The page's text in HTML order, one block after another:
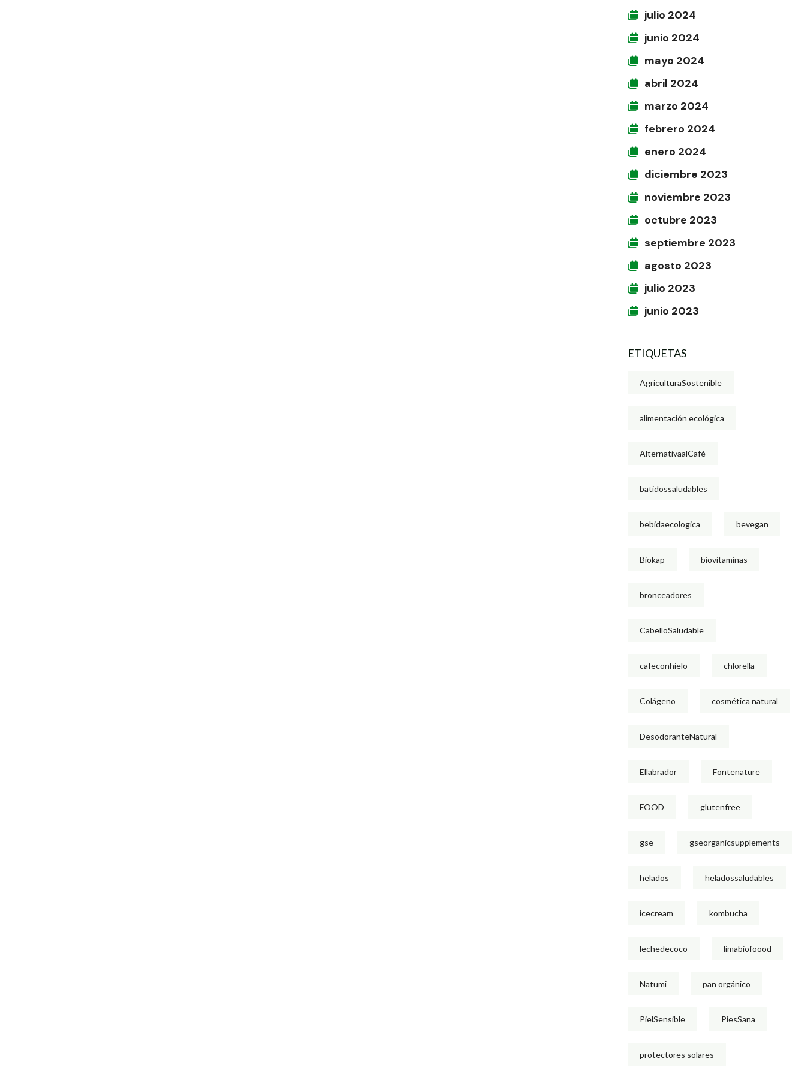
julio 2024
junio 2024
mayo 2024
abril 2024
marzo 2024
febrero 2024
enero 2024
diciembre 2023
noviembre 2023
octubre 2023
septiembre 2023
agosto 2023
julio 2023
junio 2023
ETIQUETAS
AgriculturaSostenible
alimentación ecológica
AlternativaalCafé
batidossaludables
bebidaecologica bevegan
Biokap biovitaminas
bronceadores
CabelloSaludable
cafeconhielo chlorella
Colágeno cosmética natural
DesodoranteNatural
Ellabrador Fontenature
FOOD glutenfree
gse gseorganicsupplements
helados heladossaludables
icecream kombucha
lechedecoco limabiofoood
Natumi pan orgánico
PielSensible PiesSana
protectores solares